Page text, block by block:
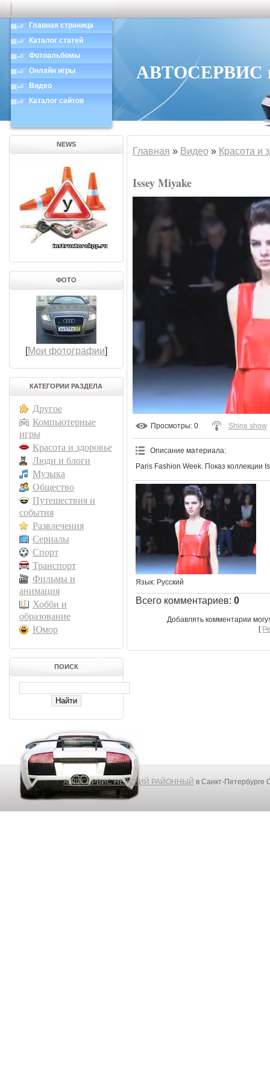
Главная страница
Каталог статей
Фотоальбомы
Онлайн игры
Видео
Каталог сайтов
АВТОСЕРВИС в
NEWS
ФОТО
[Мои фотографии]
КАТЕГОРИИ РАЗДЕЛА
Другое
Компьютерные
игры
Красота и здоровье
Люди и блоги
Музыка
Общество
Путешествия и
события
Развлечения
Сериалы
Спорт
Транспорт
Фильмы и
анимация
Хобби и
образование
Юмор
ПОИСК
Главная » Видео » Красота и
Issey Miyake
Просмотры: 0 Shine show
Описание материала:
Paris Fashion Week. Показ коллекции
Язык: Русский
Всего комментариев: 0
Добавлять комментарии
[
АВТОСЕРВИС НЕВСКИЙ РАЙОННЫЙ в Санкт-Петербурге